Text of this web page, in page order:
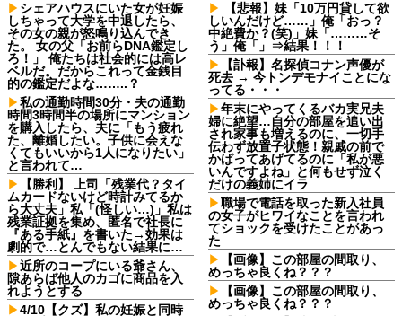
シェアハウスにいた女が妊娠
しちゃって大学を中退したら、
その女の親が怒鳴り込んでき
た。 女の父「お前らDNA鑑定し
ろ！」 俺たちは社会的には高レ
ベルだ。だからこれって金銭目
的の鑑定だよな……..？
私の通勤時間30分・夫の通勤
時間3時間半の場所にマンション
を購入したら、夫に「もう疲れ
た、離婚したい。子供に会えな
くてもいいから1人になりたい」
と言われて…
【勝利】 上司「残業代？タイ
ムカードないけど時計みてるか
ら大丈夫」私「(怪しい…)」私は
残業証拠を集め、匿名で社長に
『ある手紙』を書いた→効果は
劇的で…とんでもない結果に…
近所のコープにいる爺さん、
隙あらば他人のカゴに商品を入
れようとする
4/10【クズ】私の妊娠と同時
【悲報】妹「10万円貸して欲
しいんだけど……」俺「おっ？
中絶費か？(笑)」妹「………そ
う」俺「」⇒結果！！！
【訃報】名探偵コナン声優が
死去 → 今トンデモナイことにな
ってる・・・
年末にやってくるバカ実兄夫
婦に絶望…自分の部屋を追い出
され家事も増えるのに、一切手
伝わず放置子状態！親戚の前で
かばってあげてるのに「私が悪
いんですよね」と何もせず泣く
だけの義姉にイラ
職場で電話を取った新入社員
の女子がヒワイなことを言われ
てショックを受けたことがあっ
た
【画像】この部屋の間取り、
めっちゃ良くね？？？
【画像】この部屋の間取り、
めっちゃ良くね？？？